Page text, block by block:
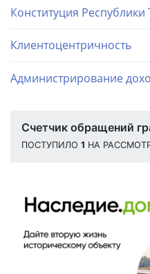
Конституция Республики
Клиентоцентричность
Администрирование
Счетчик обращений
ПОСТУПИЛО 1 НА